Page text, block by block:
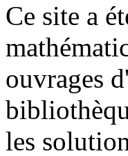
Ce site a
ouvrages
les